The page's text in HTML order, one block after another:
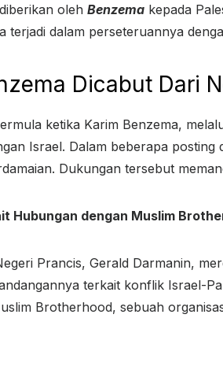
oleh Benzema kepada
terjadi dalam perseteruannya
Dicabut Dari
ketika Karim Benzema,
Israel. Dalam beberapa
Dukungan tersebut
Hubungan dengan Muslim
Prancis, Gerald Darmanin,
terkait konflik Israel-
Brotherhood, sebuah